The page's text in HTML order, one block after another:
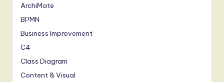
ArchiMate
BPMN
Business Improvement
C4
Class Diagram
Content & Visual